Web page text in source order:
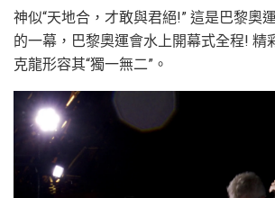
神似“天地合，才敢與君絕!” 這是巴黎奧
的一幕，巴黎奧運會水上開幕式全程! 精
克龍形容其“獨一無二”。